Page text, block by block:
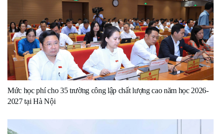
Mức học phí cho 35 trường công lập chất lượng cao năm học 2026-
2027 tại Hà Nội